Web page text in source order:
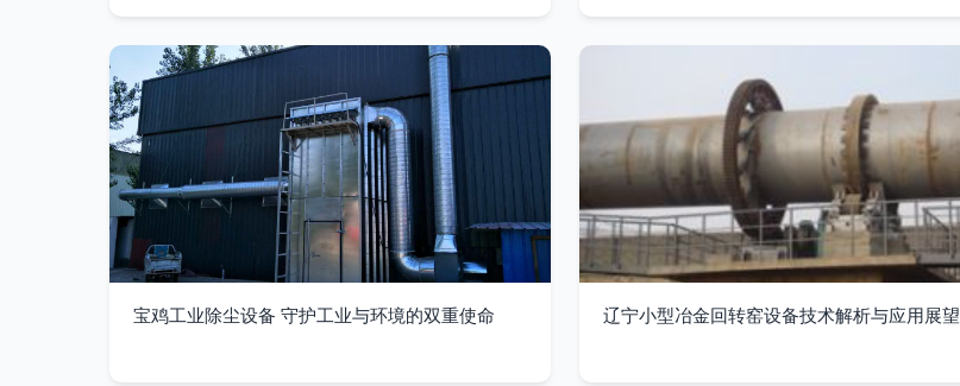
宝鸡工业除尘设备 守护工业与环境的双重使命 辽宁小型冶金回转窑设备技术解析与应用展望